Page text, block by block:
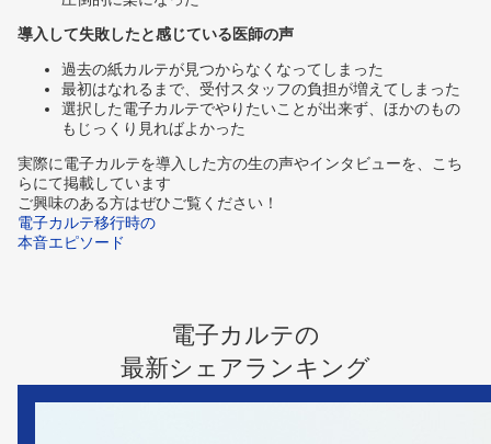
導入して失敗したと感じている医師の声
過去の紙カルテが見つからなくなってしまった
最初はなれるまで、受付スタッフの負担が増えてしまった
選択した電子カルテでやりたいことが出来ず、ほかのもの
もじっくり見ればよかった
実際に電子カルテを導入した方の生の声やインタビューを、こち
らにて掲載しています
ご興味のある方はぜひご覧ください！
電子カルテ移行時の
本音エピソード
電子カルテの
最新シェアランキング